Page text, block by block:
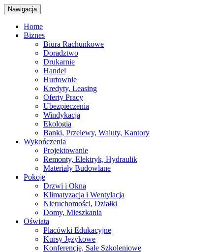
Nawigacja
Home
Biznes
Biura Rachunkowe
Doradztwo
Drukarnie
Handel
Hurtownie
Kredyty, Leasing
Oferty Pracy
Ubezpieczenia
Windykacja
Ekologia
Banki, Przelewy, Waluty, Kantory
Wykończenia
Projektowanie
Remonty, Elektryk, Hydraulik
Materiały Budowlane
Pokoje
Drzwi i Okna
Klimatyzacja i Wentylacja
Nieruchomości, Działki
Domy, Mieszkania
Oświata
Placówki Edukacyjne
Kursy Językowe
Konferencje, Sale Szkoleniowe